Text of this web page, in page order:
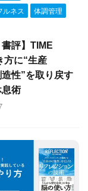
て、経営大
て紹介しま
』。
）にもた
ルネス
体調管理
書評】TIME
方に“生産
性”を取り戻す
術